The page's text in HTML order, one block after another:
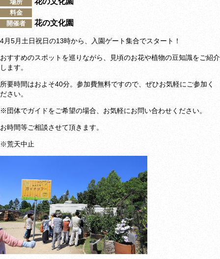
場所
料金
開催者
花の文化園
4月5月土日祝日の13時から、入園ゲート集合でスタート！
おすすめのスポットを巡りながら、見頃のお花や植物の豆知識をご紹介
します。
所要時間はおよそ40分。参加費無料ですので、ぜひお気軽にご参加く
ださい。
※団体でガイドをご希望の場合、お気軽にお問い合わせください。
お時間等ご相談させて頂きます。
※荒天中止